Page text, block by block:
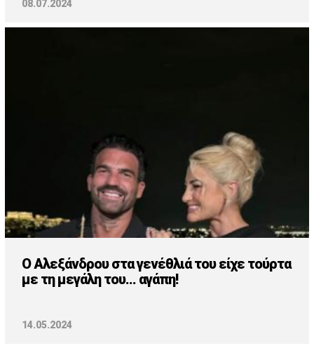
08.07.2024
O Αλεξάνδρου στα γενέθλιά του είχε τούρτα
με τη μεγάλη του... αγάπη!
14.05.2024